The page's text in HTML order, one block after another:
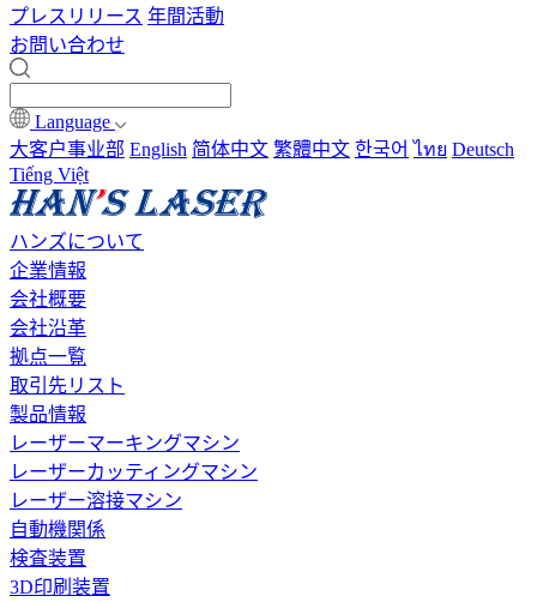
プレスリリース 年間活動
お問い合わせ
Language
大客户事业部 English 简体中文 繁體中文 한국어 ไทย Deutsch
Tiếng Việt
ハンズについて
企業情報
会社概要
会社沿革
拠点一覧
取引先リスト
製品情報
レーザーマーキングマシン
レーザーカッティングマシン
レーザー溶接マシン
自動機関係
検査装置
3D印刷装置